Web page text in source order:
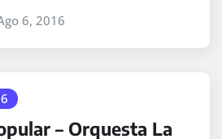
6, 2016
– Orquesta La